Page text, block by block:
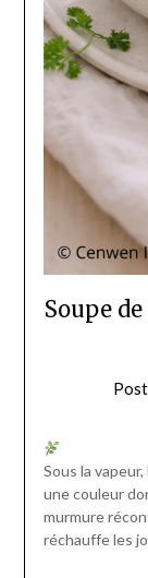
Soupe
Sous la
une couleur
murmure
réchauffe les